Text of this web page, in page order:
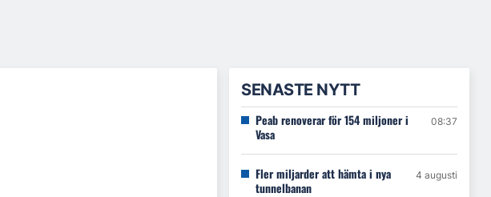
SENASTE NYTT
Peab renoverar för 154 miljoner i
Vasa
08:37
Fler miljarder att hämta i nya
tunnelbanan
4 augusti